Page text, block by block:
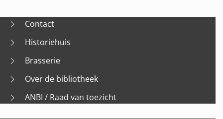
Contact
Historiehuis
Brasserie
Over de bibliotheek
ANBI / Raad van toezicht